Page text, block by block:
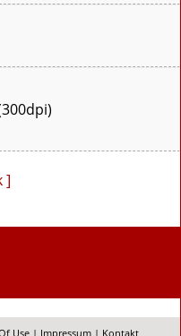
]
Use| Impressum| Kontakt